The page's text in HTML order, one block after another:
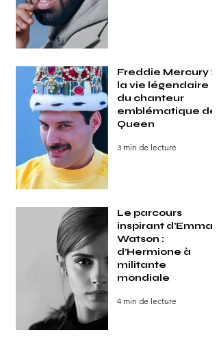
Freddie Mercury :
la vie légendaire
du chanteur
emblématique de
Queen
3 min de lecture
Le parcours
inspirant d’Emma
Watson :
d’Hermione à
militante
mondiale
4 min de lecture